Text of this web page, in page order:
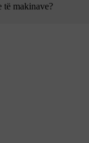
të makinave?